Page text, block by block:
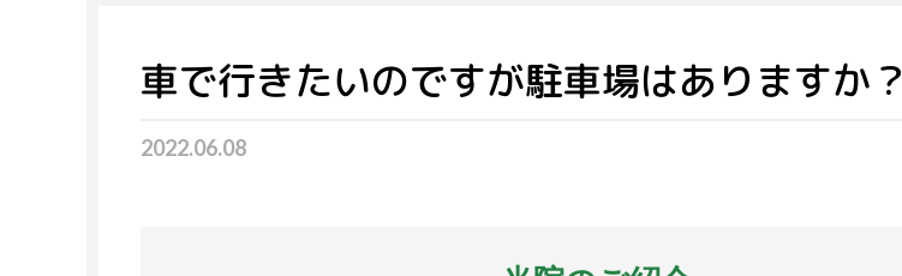
車で行きたいのですが駐車場はありますか？
2022.06.08